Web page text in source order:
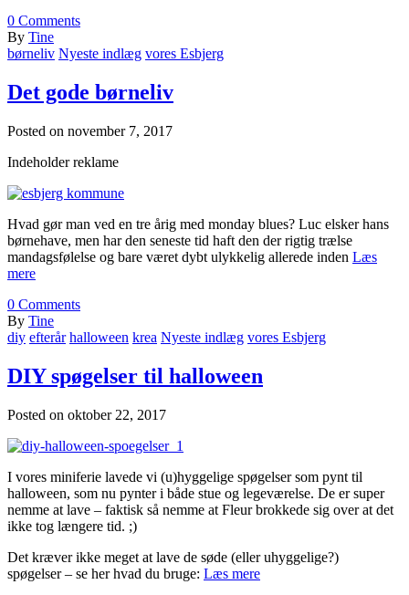
0 Comments
By Tine
børneliv Nyeste indlæg vores Esbjerg
Det gode børneliv
Posted on november 7, 2017
Indeholder reklame
Hvad gør man ved en tre årig med monday blues? Luc elsker hans
børnehave, men har den seneste tid haft den der rigtig trælse
mandagsfølelse og bare været dybt ulykkelig allerede inden Læs
mere
0 Comments
By Tine
diy efterår halloween krea Nyeste indlæg vores Esbjerg
DIY spøgelser til halloween
Posted on oktober 22, 2017
I vores miniferie lavede vi (u)hyggelige spøgelser som pynt til
halloween, som nu pynter i både stue og legeværelse. De er super
nemme at lave – faktisk så nemme at Fleur brokkede sig over at det
ikke tog længere tid. ;)
Det kræver ikke meget at lave de søde (eller uhyggelige?)
spøgelser – se her hvad du bruge: Læs mere